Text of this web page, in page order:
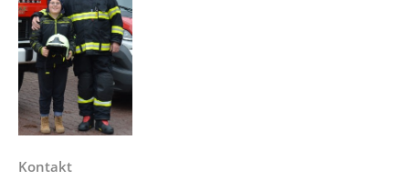
Kontakt